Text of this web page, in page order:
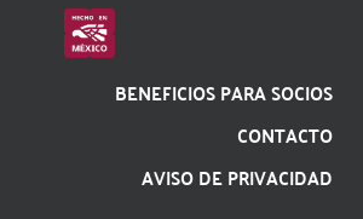
BENEFICIOS PARA SOCIOS
CONTACTO
AVISO DE PRIVACIDAD